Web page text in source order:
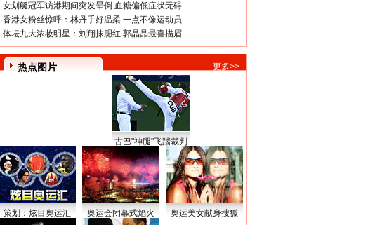
·女划艇冠军访港期间突发晕倒 血糖偏低症状无碍
·香港女粉丝惊呼：林丹手好温柔 一点不像运动员
·体坛九大浓妆明星：刘翔抹腮红 郭晶晶最喜描眉
热点图片 更多>>
古巴"神腿"飞踹裁判
策划：炫目奥运汇 奥运会闭幕式焰火 奥运美女献身搜狐